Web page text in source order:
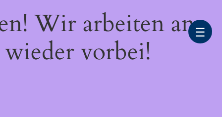
Wir arbeiten an
vorbei!
☰